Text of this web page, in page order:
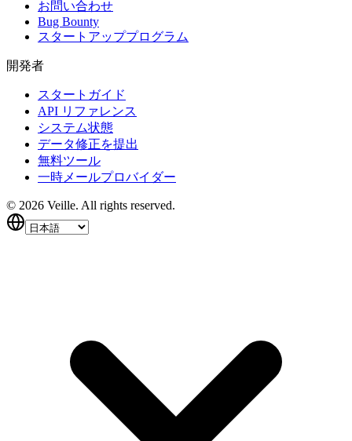
お問い合わせ
Bug Bounty
スタートアッププログラム
開発者
スタートガイド
API リファレンス
システム状態
データ修正を提出
無料ツール
一時メールプロバイダー
© 2026 Veille. All rights reserved.